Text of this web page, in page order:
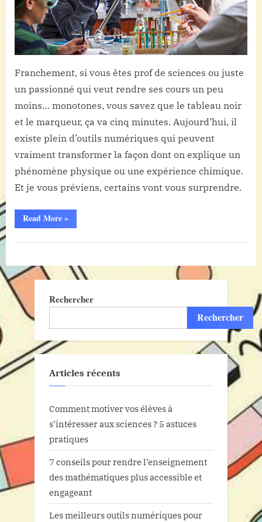
enseigner
les
sciences
Franchement, si vous êtes prof de sciences ou juste
un passionné qui veut rendre ses cours un peu
moins… monotones, vous savez que le tableau noir
et le marqueur, ça va cinq minutes. Aujourd’hui, il
existe plein d’outils numériques qui peuvent
vraiment transformer la façon dont on explique un
phénomène physique ou une expérience chimique.
Et je vous préviens, certains vont vous surprendre.
Read More“Les
meilleurs
numériques
les
sciences”
»
Rechercher
Rechercher
Articles récents
Comment motiver vos élèves à
s’intéresser aux sciences ? 5 astuces
pratiques
7 conseils pour rendre l’enseignement
des mathématiques plus accessible et
engageant
Les meilleurs outils numériques pour